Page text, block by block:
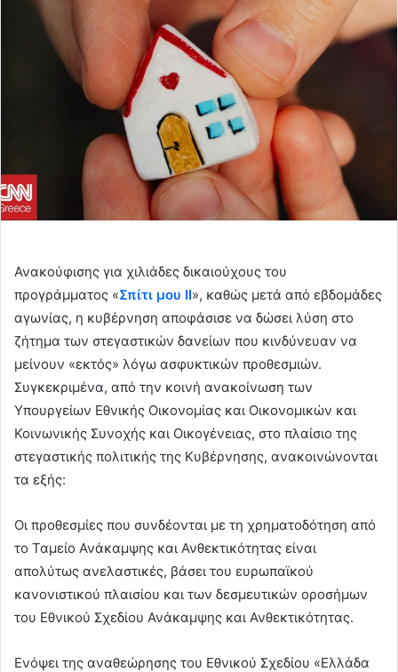
Ανακούφισης για χιλιάδες δικαιούχους του
προγράμματος «Σπίτι μου ΙΙ», καθώς μετά από εβδομάδες
αγωνίας, η κυβέρνηση αποφάσισε να δώσει λύση στο
ζήτημα των στεγαστικών δανείων που κινδύνευαν να
μείνουν «εκτός» λόγω ασφυκτικών προθεσμιών.
Συγκεκριμένα, από την κοινή ανακοίνωση των
Υπουργείων Εθνικής Οικονομίας και Οικονομικών και
Κοινωνικής Συνοχής και Οικογένειας, στο πλαίσιο της
στεγαστικής πολιτικής της Κυβέρνησης, ανακοινώνονται
τα εξής:
Οι προθεσμίες που συνδέονται με τη χρηματοδότηση από
το Ταμείο Ανάκαμψης και Ανθεκτικότητας είναι
απολύτως ανελαστικές, βάσει του ευρωπαϊκού
κανονιστικού πλαισίου και των δεσμευτικών οροσήμων
του Εθνικού Σχεδίου Ανάκαμψης και Ανθεκτικότητας.
Ενόψει της αναθεώρησης του Εθνικού Σχεδίου «Ελλάδα